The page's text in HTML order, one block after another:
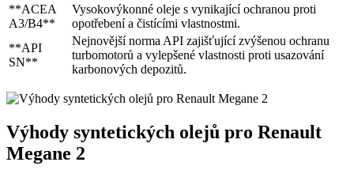
**ACEA
A3/B4**
Vysokovýkonné oleje s vynikající ochranou proti
opotřebení a čistícími vlastnostmi.
**API
SN**
Nejnovější norma API zajišťující zvýšenou ochranu
turbomotorů a vylepšené vlastnosti proti usazování
karbonových depozitů.
Výhody syntetických olejů pro Renault
Megane 2